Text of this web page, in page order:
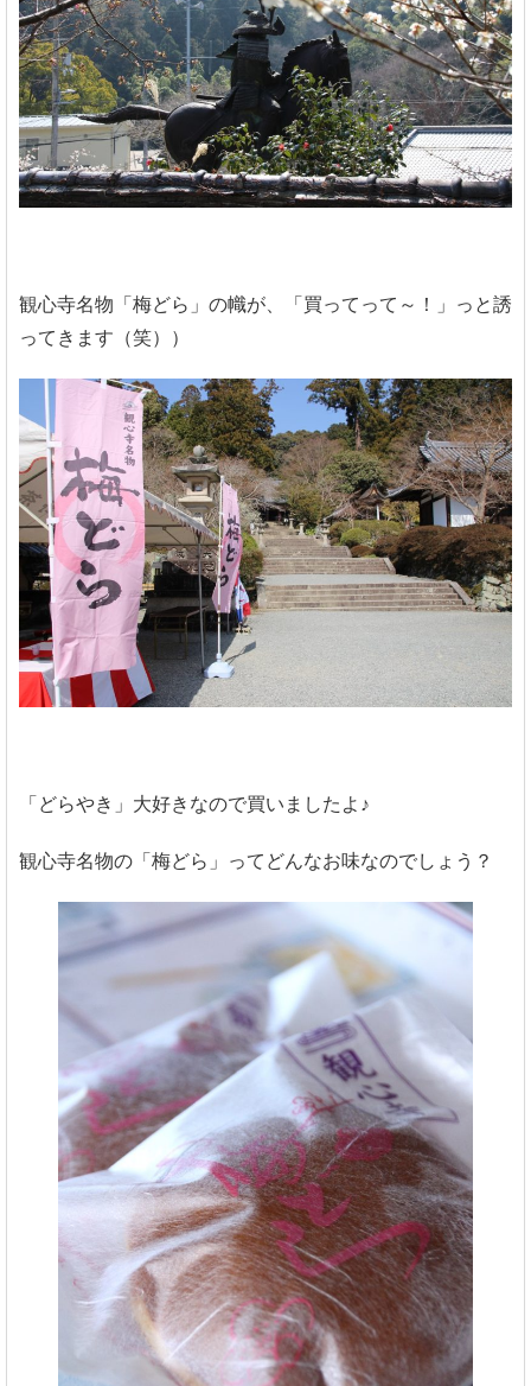
観心寺名物「梅どら」の幟が、「買ってって～！」っと誘
ってきます（笑））
「どらやき」大好きなので買いましたよ♪
観心寺名物の「梅どら」ってどんなお味なのでしょう？